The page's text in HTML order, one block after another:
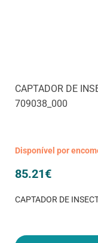
CAPTADOR DE
709038_000
Disponível por
85.21€
CAPTADOR DE